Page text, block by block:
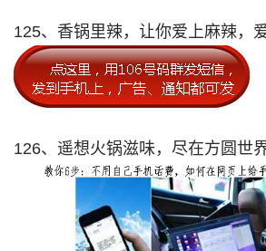
125、香锅里辣，让你爱上麻辣，爱
126、遥想火锅滋味，尽在方圆世界